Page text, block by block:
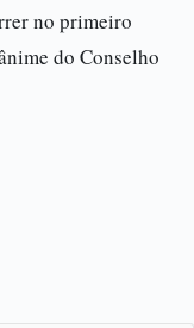
no primeiro
do Conselho